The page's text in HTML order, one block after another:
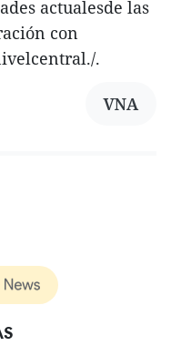
actualesde las
con
.
VNA